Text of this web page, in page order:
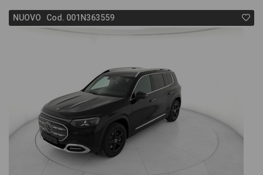
NUOVO Cod. 001N363559